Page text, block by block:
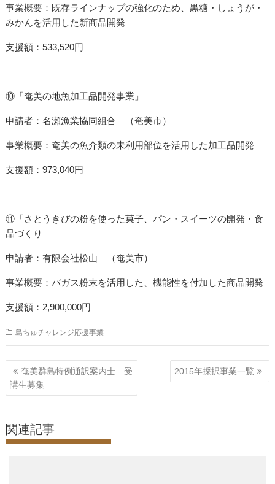
事業概要：既存ラインナップの強化のため、黒糖・しょうが・
みかんを活用した新商品開発
支援額：533,520円
⑩「奄美の地魚加工品開発事業」
申請者：名瀬漁業協同組合 （奄美市）
事業概要：奄美の魚介類の未利用部位を活用した加工品開発
支援額：973,040円
⑪「さとうきびの粉を使った菓子、パン・スイーツの開発・食
品づくり
申請者：有限会社松山 （奄美市）
事業概要：バガス粉末を活用した、機能性を付加した商品開発
支援額：2,900,000円
島ちゅチャレンジ応援事業
投
稿
ゲ
奄美群島特例通訳案内士 受
講生募集
2015年採択事業一覧
関連記事